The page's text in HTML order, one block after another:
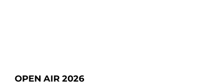
OPEN AIR 2026